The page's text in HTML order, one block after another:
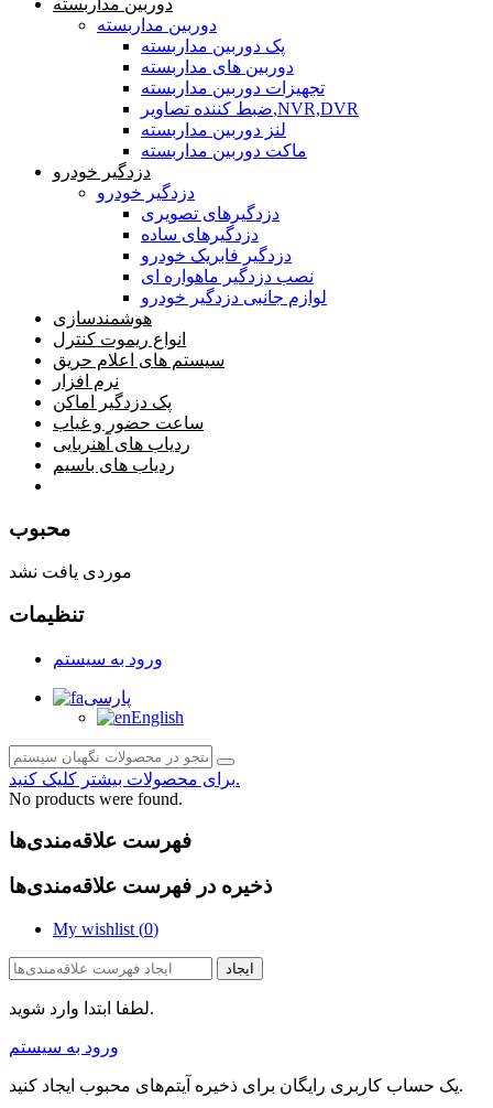
دوربین مداربسته
پک دوربین مداربسته
دوربین های مداربسته
تجهیزات دوربین مداربسته
ضبط کننده تصاویر,NVR,DVR
لنز دوربین مداربسته
ماکت دوربین مداربسته
دزدگیر خودرو
دزدگیر خودرو
دزدگیرهای تصویری
دزدگیرهای ساده
دزدگیر فابریک خودرو
نصب دزدگیر ماهواره ای
لوازم جانبی دزدگیر خودرو
هوشمندسازی
انواع ریموت کنترل
سیستم های اعلام حریق
نرم افزار
پک دزدگیر اماکن
ساعت حضور و غیاب
ردیاب های آهنربایی
ردیاب های باسیم
محبوب
موردی یافت نشد
تنظیمات
ورود به سیستم
پارسی
English
برای محصولات بیشتر کلیک کنید.
No products were found.
فهرست علاقه‌مندی‌ها
ذخیره در فهرست علاقه‌مندی‌ها
My wishlist (0)
ایجاد
لطفا ابتدا وارد شوید.
ورود به سیستم
یک حساب کاربری رایگان برای ذخیره آیتم‌های محبوب ایجاد کنید.